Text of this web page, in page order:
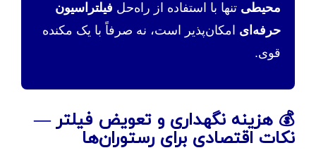
محیطی تنها با استفاده از راه‌حل فیلتراسیون
حرفه‌ای امکان‌پذیر است، نه صرفاً با یک مکنده
قوی.
💰 هزینه نگهداری و تعویض فیلتر —
نکات اقتصادی برای رستوران‌ها